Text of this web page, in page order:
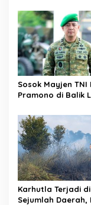
Jadi Magnet
Sosok Mayjen TNI
Pramono di Balik
Melangkah”
Karhutla Terjadi di
Sejumlah Daerah,